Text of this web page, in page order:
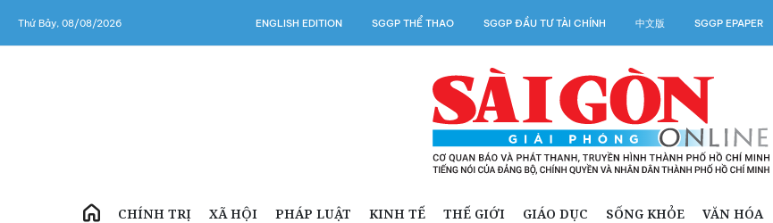
Thứ Bảy, 08/08/2026 ENGLISH EDITION SGGP THỂ THAO SGGP ĐẦU TƯ TÀI CHÍNH 中文版 SGGP EPAPER
CHÍNH TRỊ XÃ HỘI PHÁP LUẬT KINH TẾ THẾ GIỚI GIÁO DỤC SỐNG KHỎE VĂN HÓA